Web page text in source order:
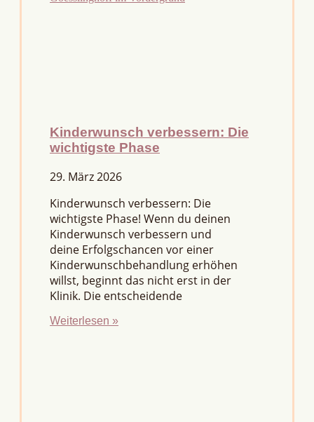
Kinderwunsch verbessern: Die
wichtigste Phase
29. März 2026
Kinderwunsch verbessern: Die
wichtigste Phase! Wenn du deinen
Kinderwunsch verbessern und
deine Erfolgschancen vor einer
Kinderwunschbehandlung erhöhen
willst, beginnt das nicht erst in der
Klinik. Die entscheidende
Weiterlesen »